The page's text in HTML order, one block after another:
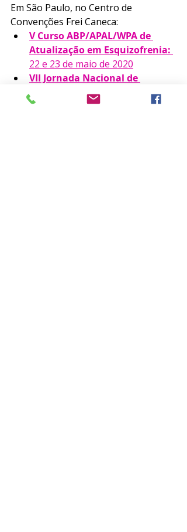
Em São Paulo, no Centro de
Convenções Frei Caneca:
V Curso ABP/APAL/WPA de
Atualização em Esquizofrenia:
22 e 23 de maio de 2020
VII Jornada Nacional de
Emergências Psiquiátricas: 03
e 04 de julho de 2020